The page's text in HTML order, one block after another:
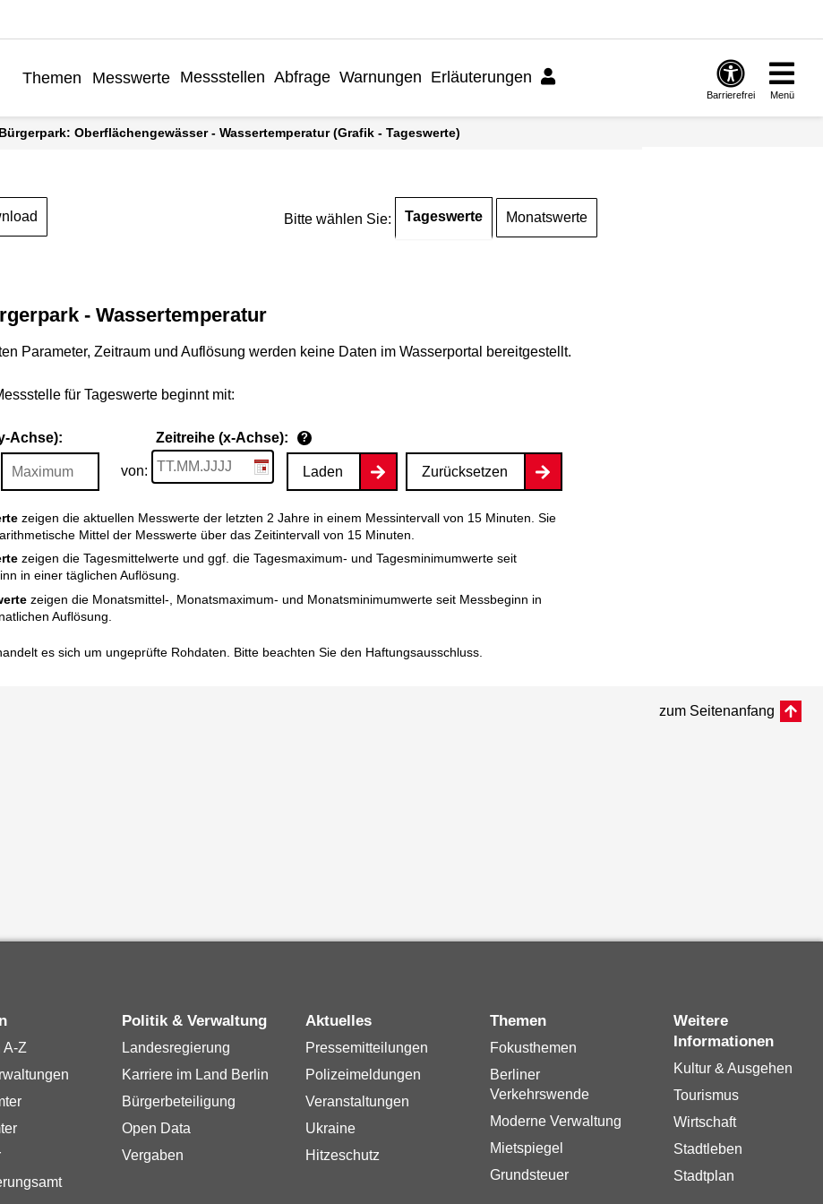
Themen Messwerte Messstellen Abfrage Warnungen Erläuterungen
Barrierefrei Menü
Bürgerpark: Oberflächengewässer - Wassertemperatur (Grafik - Tageswerte)
Bitte wählen Sie: Tageswerte Monatswerte
- Wassertemperatur
Parameter, Zeitraum und Auflösung werden keine Daten im Wasserportal bereitgestellt.
für Tageswerte beginnt mit:
Achse): Zeitreihe (x-Achse): ?
von: Laden Zurücksetzen
zeigen die aktuellen Messwerte der letzten 2 Jahre in einem Messintervall von 15 Minuten. Sie
Mittel der Messwerte über das Zeitintervall von 15 Minuten.
zeigen die Tagesmittelwerte und ggf. die Tagesmaximum- und Tagesminimumwerte seit
in einer täglichen Auflösung.
zeigen die Monatsmittel-, Monatsmaximum- und Monatsminimumwerte seit Messbeginn in
Auflösung.
es sich um ungeprüfte Rohdaten. Bitte beachten Sie den Haftungsausschluss.
zum Seitenanfang
A-Z
Politik & Verwaltung
Landesregierung
Karriere im Land Berlin
Bürgerbeteiligung
Open Data
Vergaben
Aktuelles
Pressemitteilungen
Polizeimeldungen
Veranstaltungen
Ukraine
Hitzeschutz
Themen
Fokusthemen
Berliner
Verkehrswende
Moderne Verwaltung
Mietspiegel
Grundsteuer
Weitere
Informationen
Kultur & Ausgehen
Tourismus
Wirtschaft
Stadtleben
Stadtplan